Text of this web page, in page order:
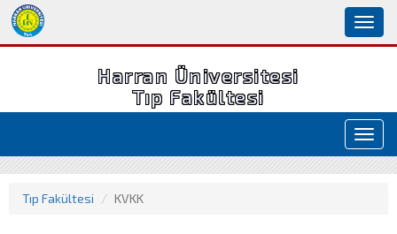
Harran Üniversitesi
Tıp Fakültesi
Tıp Fakültesi KVKK